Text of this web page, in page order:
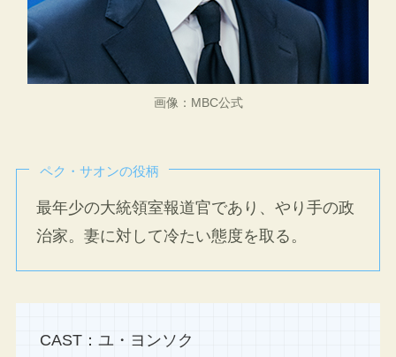
画像：MBC公式
ペク・サオンの役柄
最年少の大統領室報道官であり、やり手の政
治家。妻に対して冷たい態度を取る。
CAST：ユ・ヨンソク